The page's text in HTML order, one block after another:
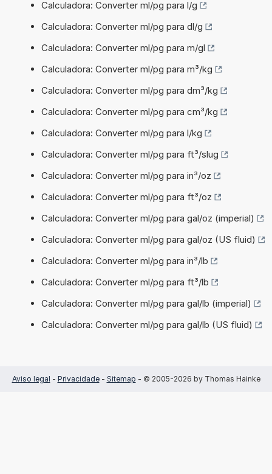
Calculadora: Converter ml/pg para l/g
Calculadora: Converter ml/pg para dl/g
Calculadora: Converter ml/pg para m/gl
Calculadora: Converter ml/pg para m³/kg
Calculadora: Converter ml/pg para dm³/kg
Calculadora: Converter ml/pg para cm³/kg
Calculadora: Converter ml/pg para l/kg
Calculadora: Converter ml/pg para ft³/slug
Calculadora: Converter ml/pg para in³/oz
Calculadora: Converter ml/pg para ft³/oz
Calculadora: Converter ml/pg para gal/oz (imperial)
Calculadora: Converter ml/pg para gal/oz (US fluid)
Calculadora: Converter ml/pg para in³/lb
Calculadora: Converter ml/pg para ft³/lb
Calculadora: Converter ml/pg para gal/lb (imperial)
Calculadora: Converter ml/pg para gal/lb (US fluid)
Aviso legal - Privacidade- Sitemap - © 2005-2026 by Thomas Hainke